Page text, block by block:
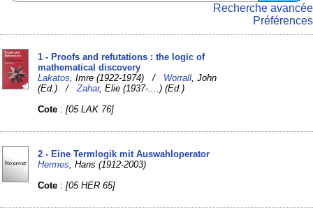
Recherche avancée
Préférences
1 - Proofs and refutations : the logic of
mathematical discovery
Lakatos , Imre (1922-1974) / Worrall , John
(Ed.) /Zahar, Elie (1937-....) (Ed.)
Cote :[05 LAK 76]
2 - Eine Termlogik mit Auswahloperator
Hermes , Hans (1912-2003)
Cote :[05 HER 65]